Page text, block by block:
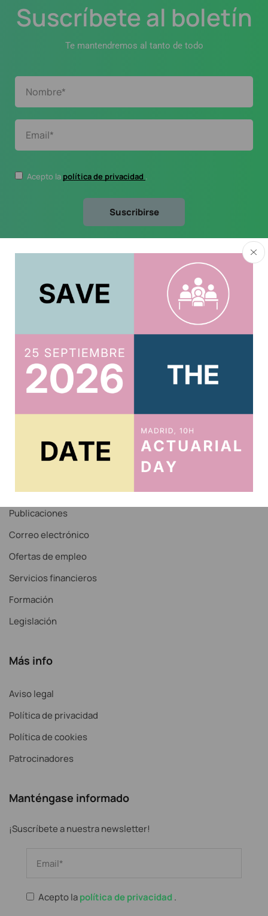
Suscríbete al boletín
Te mantendremos al tanto de todo
Acepto la política de privacidad .
Acreditar CPD 2025
Acceso al Área Privada
Acceso Correo IAE
Recordar contraseña
Publicaciones
Correo electrónico
Ofertas de empleo
Servicios financieros
Formación
Legislación
Más info
Aviso legal
Política de privacidad
Política de cookies
Patrocinadores
Manténgase informado
¡Suscríbete a nuestra newsletter!
Acepto lapolítica de privacidad .